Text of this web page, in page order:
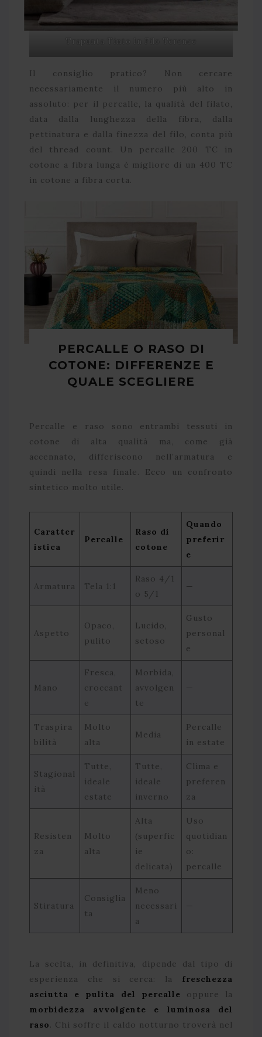
Il consiglio pratico? Non cercare
necessariamente il numero più alto in
assoluto: per il percalle, la qualità del filato,
data dalla lunghezza della fibra, dalla
pettinatura e dalla finezza del filo, conta più
del thread count. Un percalle 200 TC in
cotone a fibra lunga è migliore di un 400 TC
in cotone a fibra corta.
PERCALLE O RASO DI
COTONE: DIFFERENZE E
QUALE SCEGLIERE
Percalle e raso sono entrambi tessuti in
cotone di alta qualità ma, come già
accennato, differiscono nell’armatura e
quindi nella resa finale. Ecco un confronto
sintetico molto utile.
Caratter
istica
Percalle
Raso di
cotone
Quando
preferir
e
Armatura Tela 1:1
Raso 4/1
o 5/1
—
Aspetto
Opaco,
pulito
Lucido,
setoso
Gusto
personal
e
Mano
Fresca,
croccant
e
Morbida,
avvolgen
te
—
Traspira
bilità
Molto
alta
Media
Percalle
in estate
Stagional
ità
Tutte,
ideale
estate
Tutte,
ideale
inverno
Clima e
preferen
za
Resisten
za
Molto
alta
Alta
(superfic
ie
delicata)
Uso
quotidian
o:
percalle
Stiratura
Consiglia
ta
Meno
necessari
a
—
La scelta, in definitiva, dipende dal tipo di
esperienza che si cerca: la freschezza
asciutta e pulita del percalle oppure la
morbidezza avvolgente e luminosa del
raso. Chi soffre il caldo notturno troverà nel